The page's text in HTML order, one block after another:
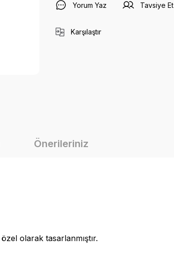
Yorum Yaz Tavsiye Et
Karşılaştır
Önerileriniz
olarak tasarlanmıştır.